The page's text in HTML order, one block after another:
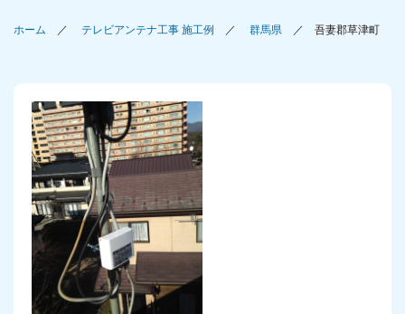
ホーム テレビアンテナ工事 施工例 群馬県 吾妻郡草津町